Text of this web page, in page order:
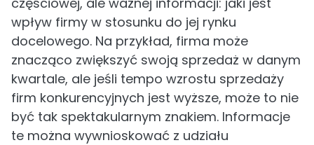
wpływ firmy w stosunku do jej rynku
docelowego. Na przykład, firma może
znacząco zwiększyć swoją sprzedaż w danym
kwartale, ale jeśli tempo wzrostu sprzedaży
firm konkurencyjnych jest wyższe, może to nie
być tak spektakularnym znakiem. Informacje
te można wywnioskować z udziału